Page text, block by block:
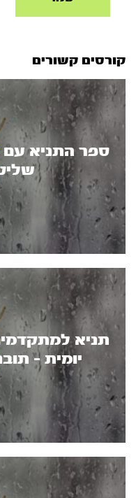
קורסים קשורים
ספר התניא עם
תניא
יומית -